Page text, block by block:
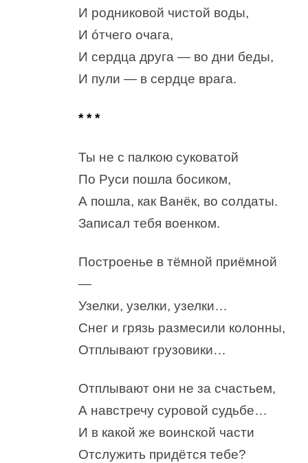
И родниковой чистой воды,
И óтчего очага,
И сердца друга — во дни беды,
И пули — в сердце врага.
* * *
Ты не с палкою суковатой
По Руси пошла босиком,
А пошла, как Ванёк, во солдаты.
Записал тебя военком.
Построенье в тёмной приёмной
—
Узелки, узелки, узелки…
Снег и грязь размесили колонны,
Отплывают грузовики…
Отплывают они не за счастьем,
А навстречу суровой судьбе…
И в какой же воинской части
Отслужить придётся тебе?